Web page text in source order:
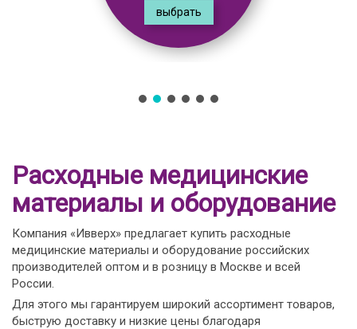
выбрать
Расходные медицинские
материалы и оборудование
Компания «Ивверх» предлагает купить расходные
медицинские материалы и оборудование российских
производителей оптом и в розницу в Москве и всей
России.
Для этого мы гарантируем широкий ассортимент товаров,
быструю доставку и низкие цены благодаря